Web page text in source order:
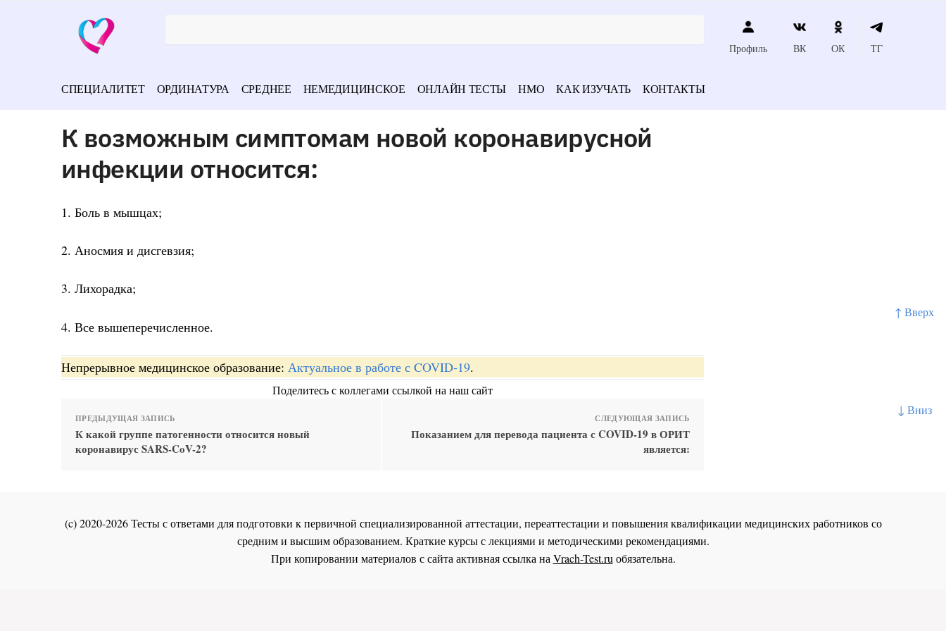
↑ Вверх
↓ Вниз
Профиль ВК ОК ТГ
СПЕЦИАЛИТЕТ ОРДИНАТУРА СРЕДНЕЕ НЕМЕДИЦИНСКОЕ ОНЛАЙН ТЕСТЫ НМО КАК ИЗУЧАТЬ КОНТАКТЫ
К возможным симптомам новой коронавирусной
инфекции относится:
1. Боль в мышцах;
2. Аносмия и дисгевзия;
3. Лихорадка;
4. Все вышеперечисленное.
Непрерывное медицинское образование: Актуальное в работе с COVID-19.
Поделитесь с коллегами ссылкой на наш сайт
ПРЕДЫДУЩАЯ ЗАПИСЬ
К какой группе патогенности относится новый
коронавирус SARS-CoV-2?
СЛЕДУЮЩАЯ ЗАПИСЬ
Показанием для перевода пациента с COVID-19 в ОРИТ
является:
(c) 2020-2026 Тесты с ответами для подготовки к первичной специализированной аттестации, переаттестации и повышения квалификации медицинских работников со
средним и высшим образованием. Краткие курсы с лекциями и методическими рекомендациями.
При копировании материалов с сайта активная ссылка наVrach-Test.ruобязательна.